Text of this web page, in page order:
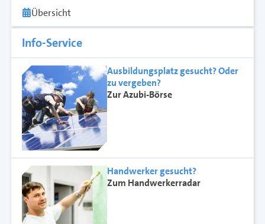
Übersicht
Info-Service
Ausbildungsplatz gesucht? Oder
zu vergeben?
Zur Azubi-Börse
Handwerker gesucht?
Zum Handwerkerradar